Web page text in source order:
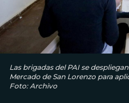
Las brigadas del PAI se
Mercado de San Lorenzo para
Foto: Archivo